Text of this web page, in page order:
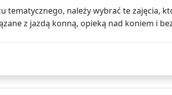
tematycznego, należy wybrać te zajęcia,
z jazdą konną, opieką nad koniem i